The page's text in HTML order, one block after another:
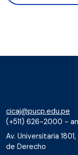
cicaj@pucp.edu.pe
(+511) 626-2000 -
Av. Universitaria
de Derecho